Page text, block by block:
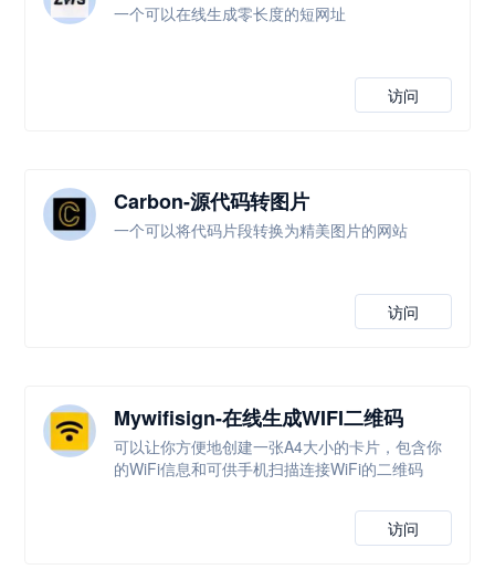
一个可以在线生成零长度的短网址
访问
Carbon-源代码转图片
一个可以将代码片段转换为精美图片的网站
访问
Mywifisign-在线生成WIFI二维码
可以让你方便地创建一张A4大小的卡片，包含你
的WiFi信息和可供手机扫描连接WiFi的二维码
访问